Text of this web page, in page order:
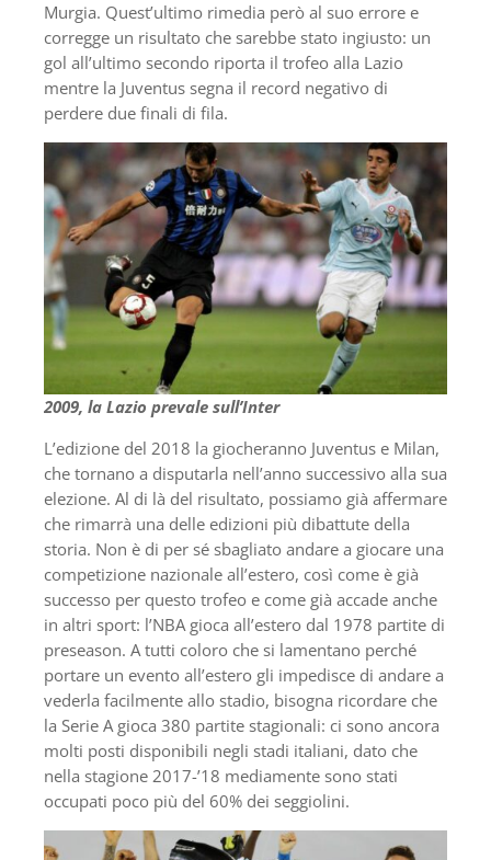
Murgia. Quest’ultimo rimedia però al suo errore e
corregge un risultato che sarebbe stato ingiusto: un
gol all’ultimo secondo riporta il trofeo alla Lazio
mentre la Juventus segna il record negativo di
perdere due finali di fila.
2009, la Lazio prevale sull’Inter
L’edizione del 2018 la giocheranno Juventus e Milan,
che tornano a disputarla nell’anno successivo alla sua
elezione. Al di là del risultato, possiamo già affermare
che rimarrà una delle edizioni più dibattute della
storia. Non è di per sé sbagliato andare a giocare una
competizione nazionale all’estero, così come è già
successo per questo trofeo e come già accade anche
in altri sport: l’NBA gioca all’estero dal 1978 partite di
preseason. A tutti coloro che si lamentano perché
portare un evento all’estero gli impedisce di andare a
vederla facilmente allo stadio, bisogna ricordare che
la Serie A gioca 380 partite stagionali: ci sono ancora
molti posti disponibili negli stadi italiani, dato che
nella stagione 2017-’18 mediamente sono stati
occupati poco più del 60% dei seggiolini.